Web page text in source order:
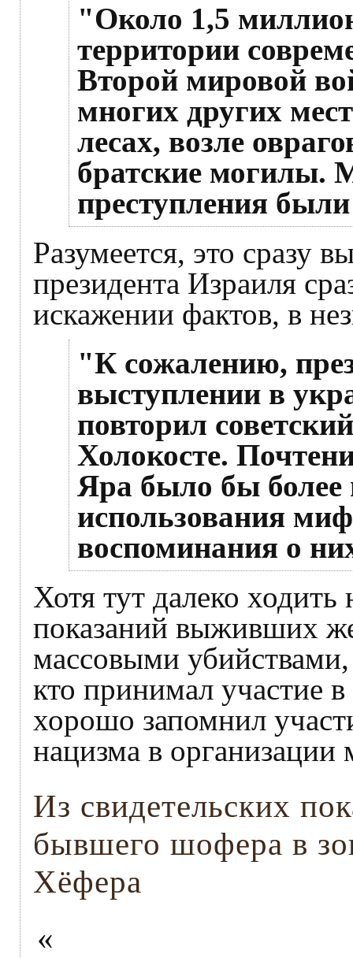
"Около 1,5
территории
Второй мировой
многих других
лесах, возле
братские могилы.
преступления
Разумеется, это сразу
президента Израиля
искажении фактов, в
"К сожалению,
выступлении в
повторил
Холокосте.
Яра было бы более
использования
воспоминания о
Хотя тут далеко
показаний выживших
массовыми
кто принимал участие
хорошо запомнил
нацизма в организации
Из свидетельских
бывшего шофера в
Хёфера
«